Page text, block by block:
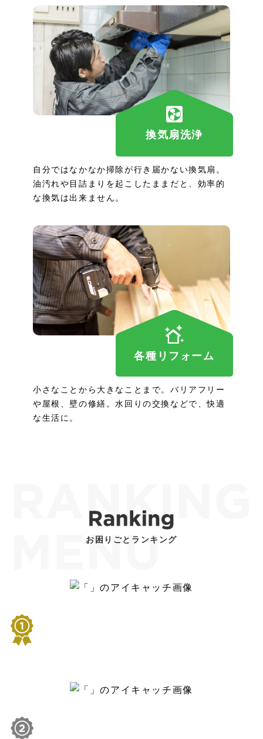
換気扇洗浄
自分ではなかなか掃除が行き届かない換気扇。
油汚れや目詰まりを起こしたままだと、効率的
な換気は出来ません。
各種リフォーム
小さなことから大きなことまで。バリアフリー
や屋根、壁の修繕。水回りの交換などで、快適
な生活に。
お困りごとランキング